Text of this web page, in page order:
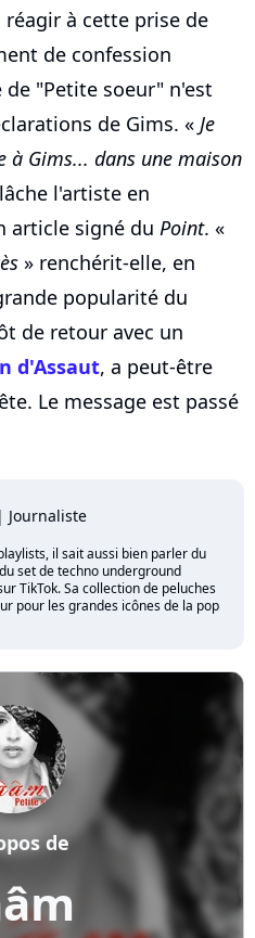
réagir à cette prise de
de confession
"Petite soeur" n'est
de Gims. « Je
à Gims... dans une maison
l'artiste en
article signé du Point. «
» renchérit-elle, en
popularité du
de retour avec un
d'Assaut, a peut-être
Le message est passé
| Journaliste
il sait aussi bien parler du
set de techno underground
TikTok. Sa collection de peluches
pour les grandes icônes de la pop
de